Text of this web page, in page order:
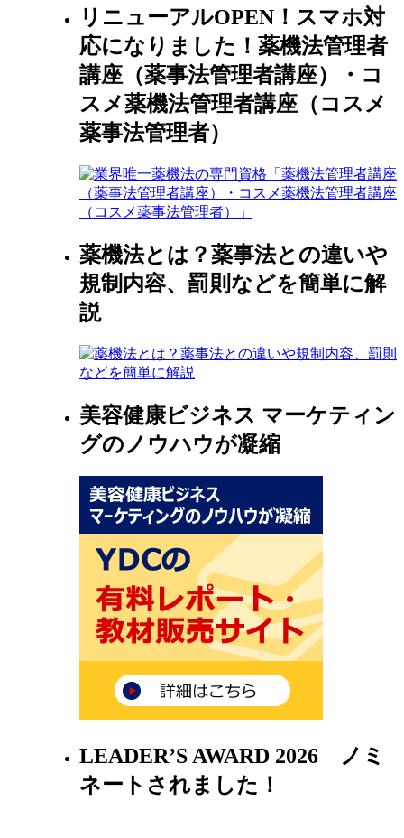
リニューアルOPEN！スマホ対
応になりました！薬機法管理者
講座（薬事法管理者講座）・コ
スメ薬機法管理者講座（コスメ
薬事法管理者）
薬機法とは？薬事法との違いや
規制内容、罰則などを簡単に解
説
美容健康ビジネス マーケティン
グのノウハウが凝縮
LEADER’S AWARD 2026 ノミ
ネートされました！